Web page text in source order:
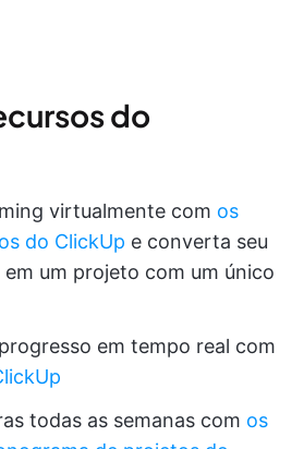
do
virtualmente com os
do ClickUp e converta seu
um projeto com um único
em tempo real com
todas as semanas com os